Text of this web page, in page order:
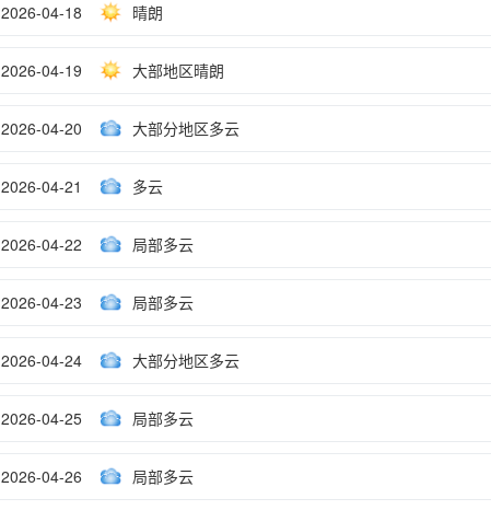
2026-04-18 晴朗
2026-04-19 大部地区晴朗
2026-04-20 大部分地区多云
2026-04-21 多云
2026-04-22 局部多云
2026-04-23 局部多云
2026-04-24 大部分地区多云
2026-04-25 局部多云
2026-04-26 局部多云